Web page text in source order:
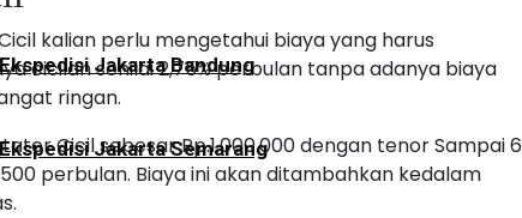
Ekspedisi Jakarta Bandung
Ekspedisi Jakarta Semarang
kalian perlu mengetahui biaya yang harus
cicilan senilai 2,75% perbulan tanpa adanya biaya
ringan.
Cicil sebesar Rp.1.000.000 dengan tenor Sampai 6
perbulan. Biaya ini akan ditambahkan kedalam